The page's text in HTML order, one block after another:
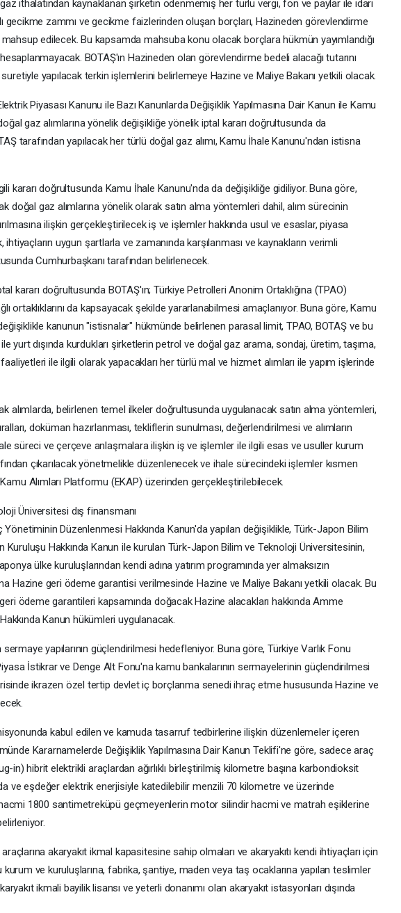
ithalatından kaynaklanan şirketin ödenmemiş her türlü vergi, fon ve paylar ile idari
gecikme zammı ve gecikme faizlerinden oluşan borçları, Hazineden görevlendirme
mahsup edilecek. Bu kapsamda mahsuba konu olacak borçlara hükmün yayımlandığı
BOTAŞ'ın Hazineden olan görevlendirme bedeli alacağı tutarını
yapılacak terkin işlemlerini belirlemeye Hazine ve Maliye Bakanı yetkili olacak.
Piyasası Kanunu ile Bazı Kanunlarda Değişiklik Yapılmasına Dair Kanun ile Kamu
gaz alımlarına yönelik değişikliğe yönelik iptal kararı doğrultusunda da
tarafından yapılacak her türlü doğal gaz alımı, Kamu İhale Kanunu'ndan istisna
kararı doğrultusunda Kamu İhale Kanunu'nda da değişikliğe gidiliyor. Buna göre,
doğal gaz alımlarına yönelik olarak satın alma yöntemleri dahil, alım sürecinin
ilişkin gerçekleştirilecek iş ve işlemler hakkında usul ve esaslar, piyasa
ihtiyaçların uygun şartlarla ve zamanında karşılanması ve kaynakların verimli
Cumhurbaşkanı tarafından belirlenecek.
kararı doğrultusunda BOTAŞ'ın; Türkiye Petrolleri Anonim Ortaklığına (TPAO)
ortaklıklarını da kapsayacak şekilde yararlanabilmesi amaçlanıyor. Buna göre, Kamu
kanunun "istisnalar" hükmünde belirlenen parasal limit, TPAO, BOTAŞ ve bu
ile yurt dışında kurdukları şirketlerin petrol ve doğal gaz arama, sondaj, üretim, taşıma,
ile ilgili olarak yapacakları her türlü mal ve hizmet alımları ile yapım işlerinde
alımlarda, belirlenen temel ilkeler doğrultusunda uygulanacak satın alma yöntemleri,
doküman hazırlanması, tekliflerin sunulması, değerlendirilmesi ve alımların
süreci ve çerçeve anlaşmalara ilişkin iş ve işlemler ile ilgili esas ve usuller kurum
çıkarılacak yönetmelikle düzenlenecek ve ihale sürecindeki işlemler kısmen
Alımları Platformu (EKAP) üzerinden gerçekleştirilebilecek.
Üniversitesi dış finansmanı
Düzenlenmesi Hakkında Kanun'da yapılan değişiklikle, Türk-Japon Bilim
Kuruluşu Hakkında Kanun ile kurulan Türk-Japon Bilim ve Teknoloji Üniversitesinin,
ülke kuruluşlarından kendi adına yatırım programında yer almaksızın
Hazine geri ödeme garantisi verilmesinde Hazine ve Maliye Bakanı yetkili olacak. Bu
ödeme garantileri kapsamında doğacak Hazine alacakları hakkında Amme
Kanun hükümleri uygulanacak.
sermaye yapılarının güçlendirilmesi hedefleniyor. Buna göre, Türkiye Varlık Fonu
İstikrar ve Denge Alt Fonu'na kamu bankalarının sermayelerinin güçlendirilmesi
ikrazen özel tertip devlet iç borçlanma senedi ihraç etme hususunda Hazine ve
kabul edilen ve kamuda tasarruf tedbirlerine ilişkin düzenlemeler içeren
Kararnamelerde Değişiklik Yapılmasına Dair Kanun Teklifi'ne göre, sadece araç
in) hibrit elektrikli araçlardan ağırlıklı birleştirilmiş kilometre başına karbondioksit
ve eşdeğer elektrik enerjisiyle katedilebilir menzili 70 kilometre ve üzerinde
1800 santimetreküpü geçmeyenlerin motor silindir hacmi ve matrah eşiklerine
akaryakıt ikmal kapasitesine sahip olmaları ve akaryakıtı kendi ihtiyaçları için
kurum ve kuruluşlarına, fabrika, şantiye, maden veya taş ocaklarına yapılan teslimler
ikmali bayilik lisansı ve yeterli donanımı olan akaryakıt istasyonları dışında